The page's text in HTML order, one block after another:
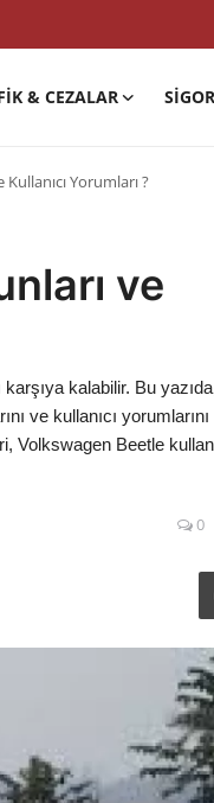
& CEZALAR
Yorumları ?
ve
kalabilir. Bu
ve kullanıcı yorumlarını
Volkswagen Beetle
0